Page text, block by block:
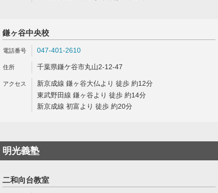
鎌ヶ谷中央校
047-401-2610
千葉県鎌ケ谷市丸山2-12-47
新京成線 鎌ヶ谷大仏より 徒歩 約12分
東武野田線 鎌ヶ谷より 徒歩 約14分
新京成線 初富より 徒歩 約20分
明光義塾
二和向台教室